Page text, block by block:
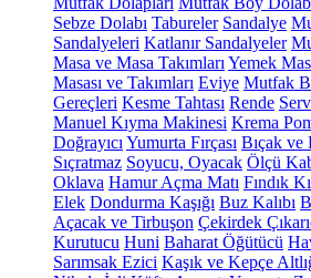
Sebze Dolabı Tabureler Sandalye
Sandalyeleri Katlanır Sandalyeler
Masa ve Masa Takımları Yemek
Masası ve Takımları Eviye Mutfak
Gereçleri Kesme Tahtası Rende
Manuel Kıyma Makinesi Krema
Doğrayıcı Yumurta Fırçası Bıçak ve
Sıçratmaz Soyucu, Oyacak Ölçü
Oklava Hamur Açma Matı Fındık
Elek Dondurma Kaşığı Buz Kalıbı
Açacak ve Tirbuşon Çekirdek
Kurutucu Huni Baharat Öğütücü
Sarımsak Ezici Kaşık ve Kepçe